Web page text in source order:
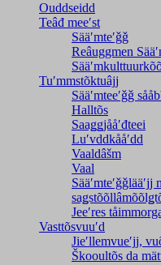
Ouddseidd
Teâđ meeʹst
Sääʹmteʹǧǧ
Reâuggmen
Tuʹmmstõktuâjj
Sääʹmteeʹǧǧ
Halltõs
Saaǥǥjååʹđteei
Luʹvddkååʹdd
Vaaldâšm
Vaal
Jeeʹres
Vasttõsvuuʹd
Jieʹllemvueʹjj,
Škooultõs da